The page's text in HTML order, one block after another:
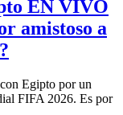
EN VIVO
amistoso a
Egipto por un
FIFA 2026. Es por